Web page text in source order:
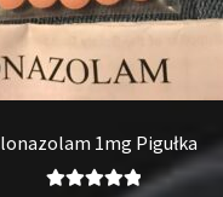
1mg Pigułka